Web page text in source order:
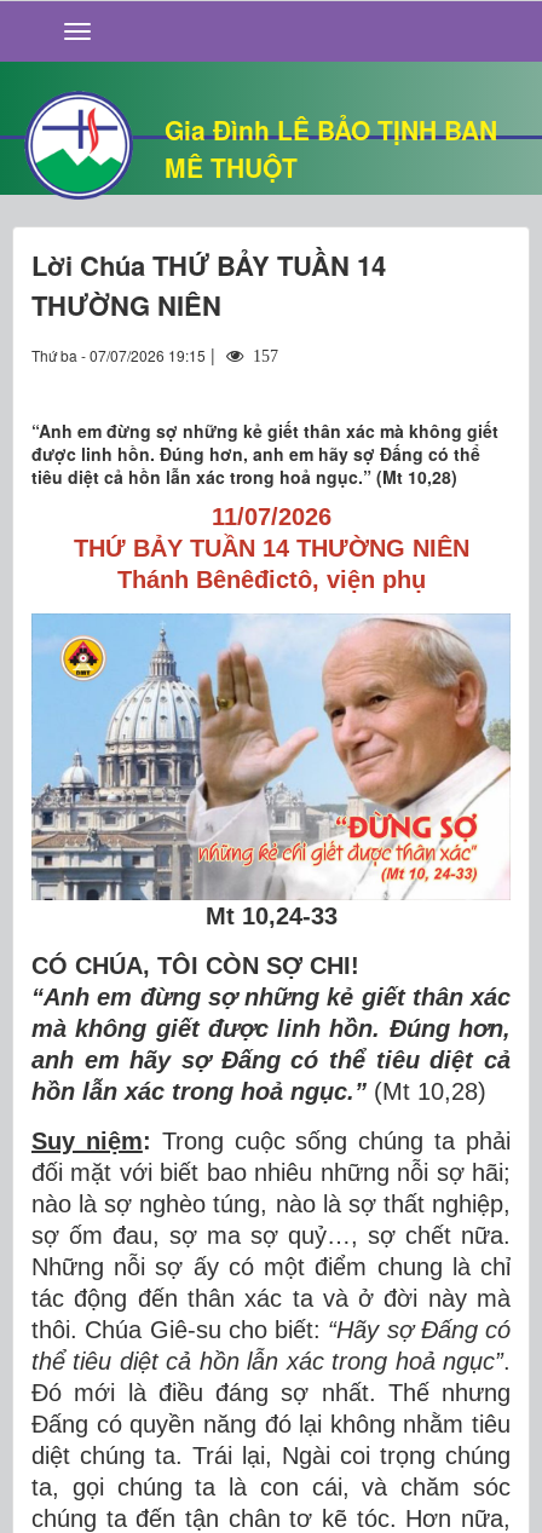
Gia Đình LÊ BẢO TỊNH BAN
MÊ THUỘT
GIỚI THIỆU
TIN TỨC
SỐNG ĐẠO
CHUYỆN NHÀ
QUÁN VĂN
THƯ GIÃN
Lời Chúa THỨ BẢY TUẦN 14
THƯỜNG NIÊN
Thứ ba - 07/07/2026 19:15 | 157
“Anh em đừng sợ những kẻ giết thân xác mà không giết
được linh hồn. Đúng hơn, anh em hãy sợ Đấng có thể
tiêu diệt cả hồn lẫn xác trong hoả ngục.” (Mt 10,28)
11/07/2026
THỨ BẢY TUẦN 14 THƯỜNG NIÊN
Thánh Bênêđictô, viện phụ
Mt 10,24-33
CÓ CHÚA, TÔI CÒN SỢ CHI!
“Anh em đừng sợnhững kẻ giết thân xác
mà không giết được linh hồn. Đúng hơn,
anh em hãy sợ Đấng có thểtiêu diệt cả
hồn lẫn xác trong hoả ngục.” (Mt 10,28)
Suy niệm: Trong cuộc sống chúng ta phải
đối mặt với biết bao nhiêu những nỗi sợ hãi;
nào là sợ nghèo túng, nào là sợ thất nghiệp,
sợ ốm đau, sợ ma sợ quỷ…, sợ chết nữa.
Những nỗi sợ ấy có một điểm chung là chỉ
tác động đến thân xác ta và ở đời này mà
thôi. Chúa Giê-su cho biết: “Hãy sợ Đấng có
thểtiêu diệt cả hồn lẫn xác trong hoảngục”.
Đó mới là điều đáng sợ nhất. Thế nhưng
Đấng có quyền năng đó lại không nhằm tiêu
diệt chúng ta. Trái lại, Ngài coi trọng chúng
ta, gọi chúng ta là con cái, và chăm sóc
chúng ta đến tận chân tơ kẽ tóc. Hơn nữa,